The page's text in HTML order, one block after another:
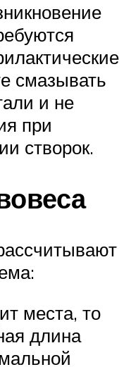
смазывать
и не
при
створок.
места, то
длина